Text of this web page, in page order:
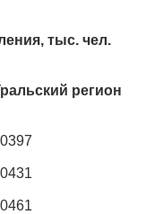
тыс. чел.
регион